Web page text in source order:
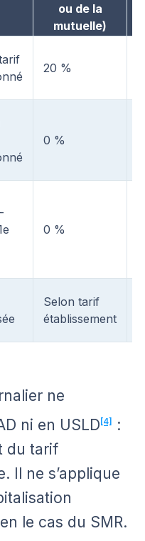
ou de la
mutuelle)
20 %
0 %
0 %
Selon tarif
établissement
ne
ni en USLD [4]
:
du tarif
Il ne s’applique
le cas du SMR.